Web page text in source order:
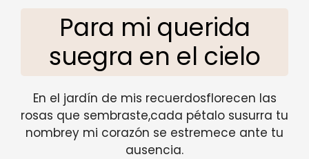
Para mi querida
suegra en el cielo
En el jardín de mis recuerdosflorecen las
rosas que sembraste,cada pétalo susurra tu
nombrey mi corazón se estremece ante tu
ausencia.